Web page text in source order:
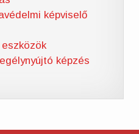
képviselő
képzés